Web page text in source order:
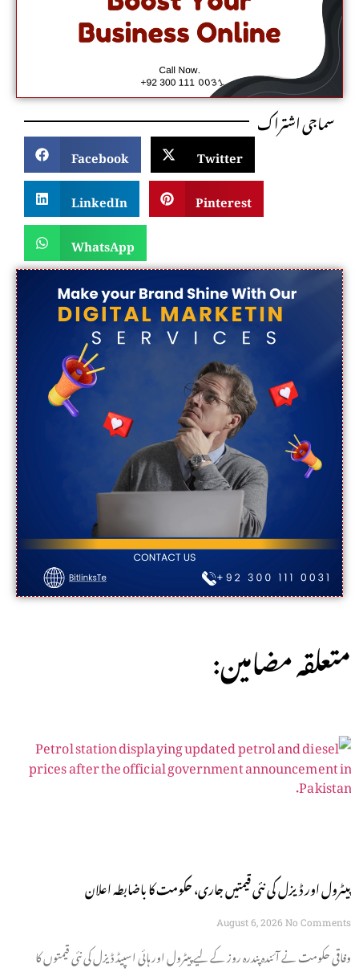
سماجی اشتراک
Facebook
Twitter
LinkedIn
Pinterest
WhatsApp
:متعلقہ مضامین
پیٹرول اور ڈیزل کی نئی قیمتیں جاری، حکومت کا باضابطہ اعلان
August 6, 2026 No Comments
وفاقی حکومت نے آئندہ پندرہ روز کے لیے پیٹرول اور ہائی اسپیڈ ڈیزل کی نئی قیمتوں کا